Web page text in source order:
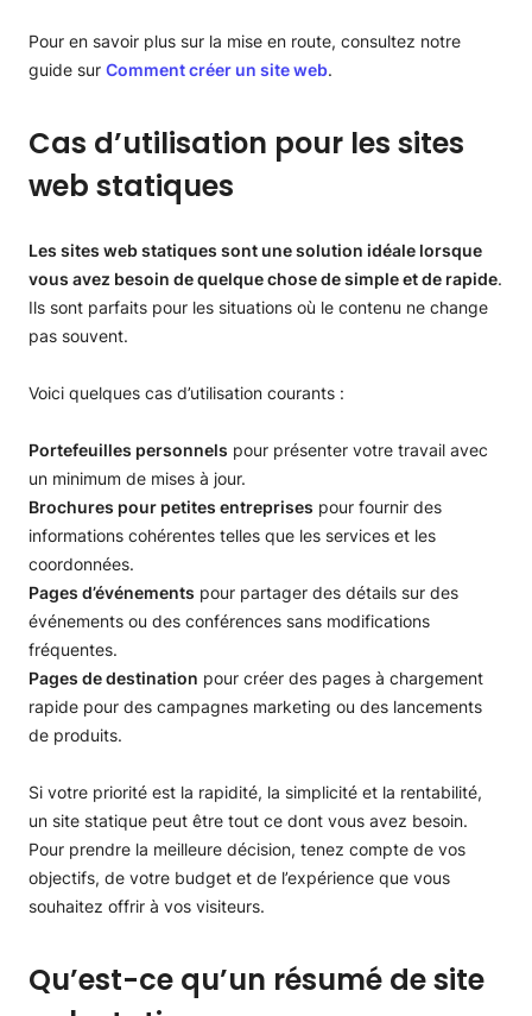
Pour en savoir plus sur la mise en route, consultez notre
guide sur Comment créer un site web.
Cas d’utilisation pour les sites
web statiques
Les sites web statiques sont une solution idéale lorsque
vous avez besoin de quelque chose de simple et de rapide.
Ils sont parfaits pour les situations où le contenu ne change
pas souvent.
Voici quelques cas d’utilisation courants :
Portefeuilles personnels pour présenter votre travail avec
un minimum de mises à jour.
Brochures pour petites entreprises pour fournir des
informations cohérentes telles que les services et les
coordonnées.
Pages d’événements pour partager des détails sur des
événements ou des conférences sans modifications
fréquentes.
Pages de destination pour créer des pages à chargement
rapide pour des campagnes marketing ou des lancements
de produits.
Si votre priorité est la rapidité, la simplicité et la rentabilité,
un site statique peut être tout ce dont vous avez besoin.
Pour prendre la meilleure décision, tenez compte de vos
objectifs, de votre budget et de l’expérience que vous
souhaitez offrir à vos visiteurs.
Qu’est-ce qu’un résumé de site